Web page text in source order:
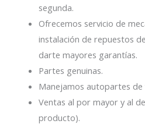
segunda.
Ofrecemos servicio de
instalación de repuestos
darte mayores garantías.
Partes genuinas.
Manejamos autopartes de
Ventas al por mayor y al
producto).